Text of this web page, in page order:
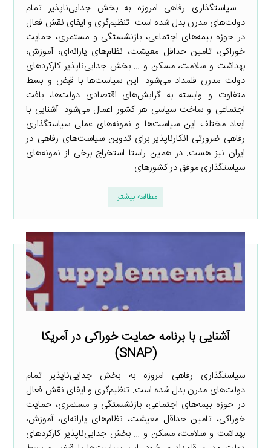
سیاستگذاری رفاهی امروزه به بخش جدایی‌ناپذیر تمام
دولت‌های مدرن بدل شده است. تنظیم‌گری و ایفای نقش فعال
در حوزه بیمه‌های اجتماعی، بازنشستگی و مستمری، حمایت
خوراکی، تامین حداقل معیشت، نظام‌های یارانه‌ای، آموزش،
بهداشت و سلامت، مسکن و … بخش جدایی‌ناپذیر کارکردهای
دولت مدرن قلمداد می‌شود. این سیاست‌ها با قبض و بسط
متفاوت و وابسته به گرایش‌های اقتصادی دولت‌ها، بافت
اجتماعی و ساخت سیاسی هر کشور اعمال می‌شود. آشنایی با
ابعاد مختلف این سیاست‌ها و نمونه‌های عملی سیاستگذاری
رفاهی ضرورتی انکارناپذیر برای تدوین سیاست‌های رفاهی در
ایران نیز هست. در همین راستا استخراج برخی از نمونه‌های
سیاستگذاری موفق در کشورهای ...
مطالعه بیشتر
آشنایی با برنامه حمایت خوراکی در آمریکا
(SNAP)
سیاستگذاری رفاهی امروزه به بخش جدایی‌ناپذیر تمام
دولت‌های مدرن بدل شده است. تنظیم‌گری و ایفای نقش فعال
در حوزه بیمه‌های اجتماعی، بازنشستگی و مستمری، حمایت
خوراکی، تامین حداقل معیشت، نظام‌های یارانه‌ای، آموزش،
بهداشت و سلامت، مسکن و … بخش جدایی‌ناپذیر کارکردهای